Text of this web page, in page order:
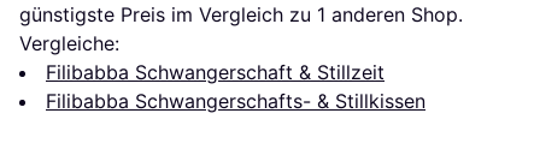
günstigste Preis im Vergleich zu 1 anderen Shop.
Vergleiche:
Filibabba Schwangerschaft & Stillzeit
Filibabba Schwangerschafts- & Stillkissen